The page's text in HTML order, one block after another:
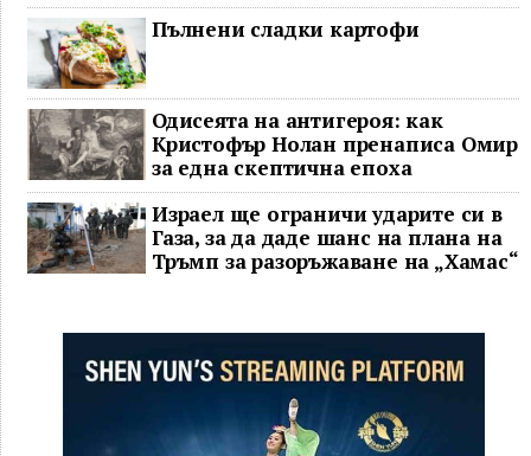
Пълнени сладки картофи
Одисеята на антигероя: как
Кристофър Нолан пренаписа Омир
за една скептична епоха
Израел ще ограничи ударите си в
Газа, за да даде шанс на плана на
Тръмп за разоръжаване на „Хамас“